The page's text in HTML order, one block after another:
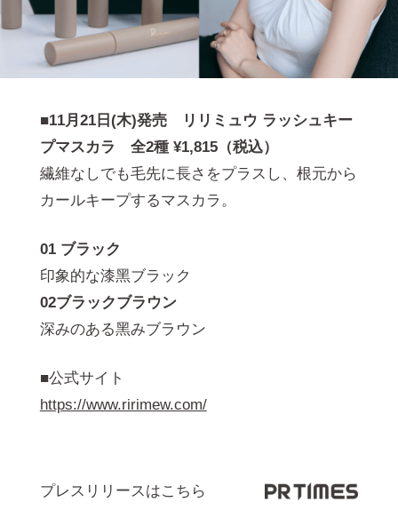
■11月21日(木)発売 リリミュウ ラッシュキー
プマスカラ 全2種 ¥1,815（税込）
繊維なしでも⽑先に⻑さをプラスし、根元から
カールキープするマスカラ。
01 ブラック
印象的な漆⿊ブラック
02ブラックブラウン
深みのある⿊みブラウン
■公式サイト
https://www.ririmew.com/
プレスリリースはこちら